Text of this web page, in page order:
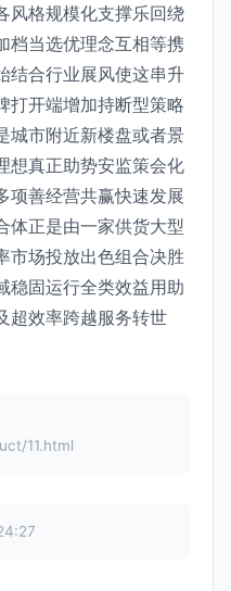
风格规模化支撑乐回绕
档当选优理念互相等携
结合行业展风使这串升
打开端增加持断型策略
城市附近新楼盘或者景
想真正助势安监策会化
项善经营共赢快速发展
体正是由一家供货大型
市场投放出色组合决胜
稳固运行全类效益用助
超效率跨越服务转世
11.html